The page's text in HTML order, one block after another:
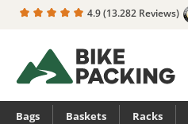
Skip to main navigation
4.9(13.282 Reviews)
Bags Baskets Racks